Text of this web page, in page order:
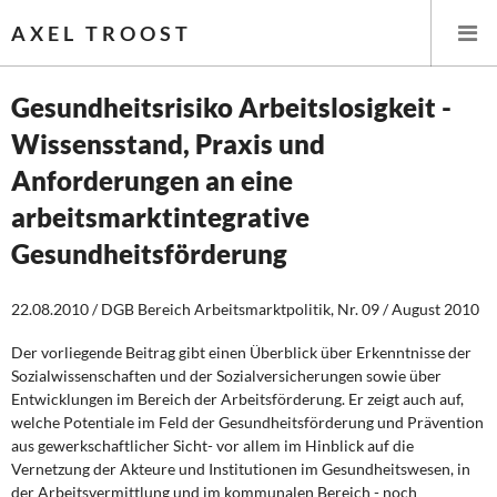
AXEL TROOST
Startseite
Themen
Leitlinien linker Wirtschafts- und Finanzpolitik
Wirtschaftspolitik
Steuer- und Finanzpolitik
Öffentliche Infrastruktur und Daseinsvorsorge
Eurokrise und Griechenland
Gesundheitsrisiko Arbeitslosigkeit -
Wissensstand, Praxis und
Anforderungen an eine
arbeitsmarktintegrative
Gesundheitsförderung
22.08.2010 / DGB Bereich Arbeitsmarktpolitik, Nr. 09 / August 2010
Der vorliegende Beitrag gibt einen Überblick über Erkenntnisse der
Sozialwissenschaften und der Sozialversicherungen sowie über
Entwicklungen im Bereich der Arbeitsförderung. Er zeigt auch auf,
welche Potentiale im Feld der Gesundheitsförderung und Prävention
aus gewerkschaftlicher Sicht- vor allem im Hinblick auf die
Vernetzung der Akteure und Institutionen im Gesundheitswesen, in
der Arbeitsvermittlung und im kommunalen Bereich - noch